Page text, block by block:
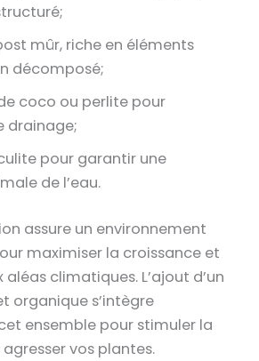
mûr, riche en éléments
décomposé;
coco ou perlite pour
drainage;
pour garantir une
de l’eau.
assure un environnement
maximiser la croissance et
climatiques. L’ajout d’un
organique s’intègre
ensemble pour stimuler la
vos plantes.